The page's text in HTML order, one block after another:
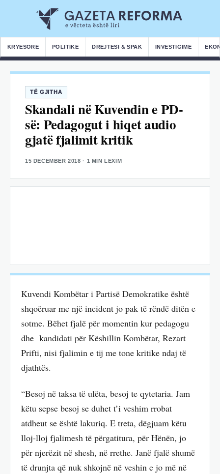
KRYESORE POLITIKË DREJTËSI & SPAK INVESTIGIME
TË GJITHA
Skandali në Kuvendin e PD-
së: Pedagogut i hiqet audio
gjatë fjalimit kritik
15 DECEMBER 2018 · 1 MIN LEXIM
Kuvendi Kombëtar i Partisë Demokratike është
shqoëruar me një incident jo pak të rëndë ditën e
sotme. Bëhet fjalë për momentin kur pedagogu
dhe kandidati për Këshillin Kombëtar, Rezart
Prifti, nisi fjalimin e tij me tone kritike ndaj të
djathtës.
“Besoj në taksa të ulëta, besoj te qytetaria. Jam
këtu sepse besoj se duhet t’i veshim rrobat
atdheut se është lakuriq. E treta, dëgjuam këtu
lloj-lloj fjalimesh të përgatitura, për Hënën, jo
për njerëzit në shesh, në rrethe. Janë fjalë shumë
të drunjta që nuk shkojnë në veshin e jo më në